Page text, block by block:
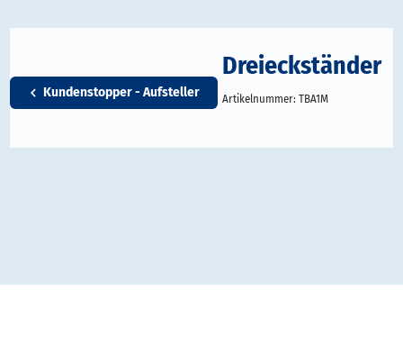
Kundenstopper - Aufsteller
Dreieckständer
Artikelnummer: TBA1M